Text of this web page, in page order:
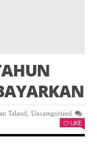
Talaud
Uncategorized
LIKE